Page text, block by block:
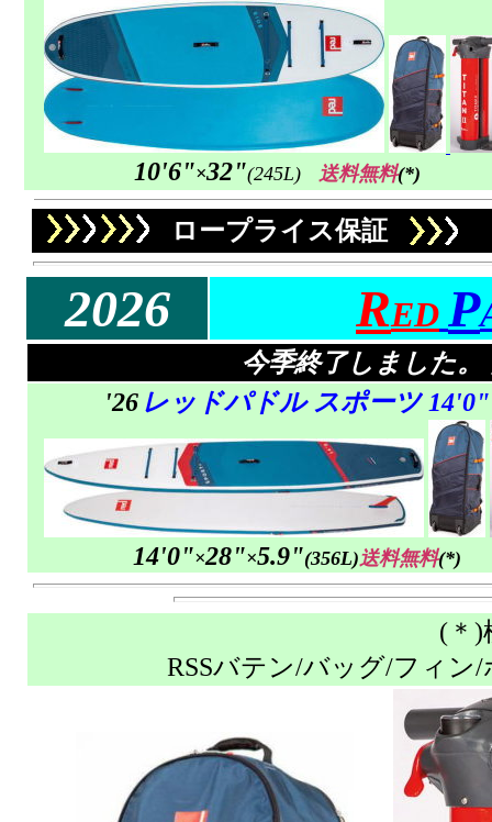
10'6"×32"(245L) 送料無料(*)
ロープライス保証
2026 RED P
今季終了しました。
'26 レッドパドル スポーツ 14'0"
14'0"×28"×5.9"(356L)送料無料(*)
(＊)
RSSバテン/バッグ/フィ